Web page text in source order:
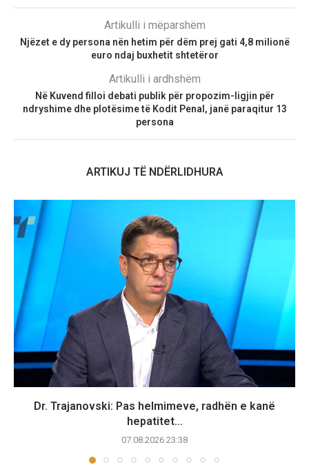
Artikulli i mëparshëm
Njëzet e dy persona nën hetim për dëm prej gati 4,8 milionë
euro ndaj buxhetit shtetëror
Artikulli i ardhshëm
Në Kuvend filloi debati publik për propozim-ligjin për
ndryshime dhe plotësime të Kodit Penal, janë paraqitur 13
persona
ARTIKUJ TË NDËRLIDHURA
Dr. Trajanovski: Pas helmimeve, radhën e kanë
hepatitet...
07.08.2026 23:38